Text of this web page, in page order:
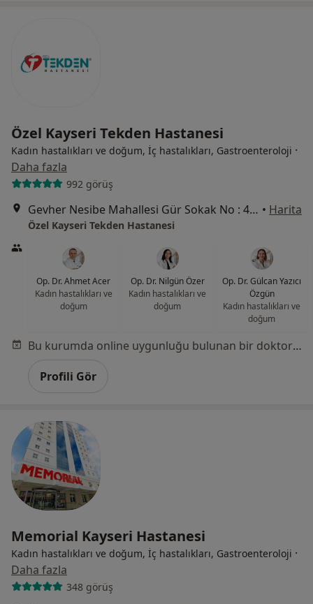
Özel Kayseri Tekden Hastanesi
Kadın hastalıkları ve doğum, İç hastalıkları, Gastroenteroloji ·
Daha fazla
992 görüş
Gevher Nesibe Mahallesi Gür Sokak No : 4, Kocasinan • Harita
Özel Kayseri Tekden Hastanesi
Op. Dr. Ahmet Acer
Kadın hastalıkları ve
doğum
Op. Dr. Nilgün Özer
Kadın hastalıkları ve
doğum
Op. Dr. Gülcan Yazıcı
Özgün
Kadın hastalıkları ve
doğum
Bu kurumda online uygunluğu bulunan bir doktor veya uzman bulunamadı
Profili Gör
Memorial Kayseri Hastanesi
Kadın hastalıkları ve doğum, İç hastalıkları, Gastroenteroloji ·
Daha fazla
348 görüş